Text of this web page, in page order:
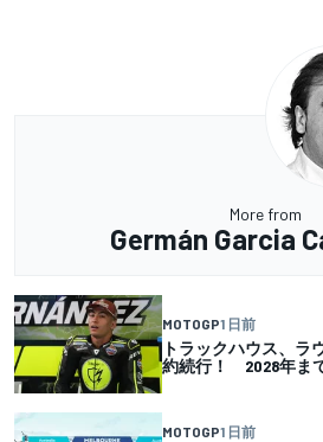
More from
Germán Garcia
MOTOGP1 日前
トラックハウス、ラ
約続行！ 2028年ま
MOTOGP1 日前